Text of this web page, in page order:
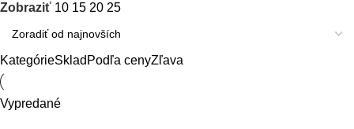
Zobraziť 10 15 20 25
KategórieSklad Podľa cenyZľava
Vypredané